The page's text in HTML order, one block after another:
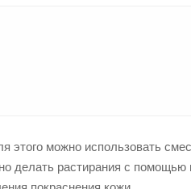
этого можно использовать
делать растирания с помощью